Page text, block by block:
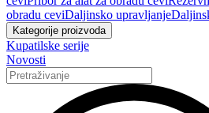
obradu ceviDaljinsko upravljanje
Kategorije proizvoda
Kupatilske serije
Novosti